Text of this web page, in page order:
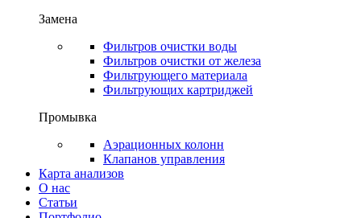
Замена
Фильтров очистки воды
Фильтров очистки от железа
Фильтрующего материала
Фильтрующих картриджей
Промывка
Аэрационных колонн
Клапанов управления
Карта анализов
О нас
Статьи